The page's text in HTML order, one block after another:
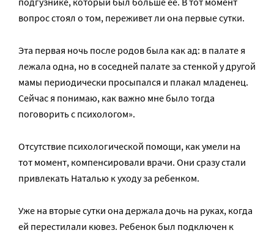
вопрос стоял о том, переживет ли она первые сутки.
Эта первая ночь после родов была как ад: в палате я
лежала одна, но в соседней палате за стенкой у другой
мамы периодически просыпался и плакал младенец.
Сейчас я понимаю, как важно мне было тогда
поговорить с психологом».
Отсутствие психологической помощи, как умели на
тот момент, компенсировали врачи. Они сразу стали
привлекать Наталью к уходу за ребенком.
Уже на вторые сутки она держала дочь на руках, когда
ей перестилали кювез. Ребенок был подключен к